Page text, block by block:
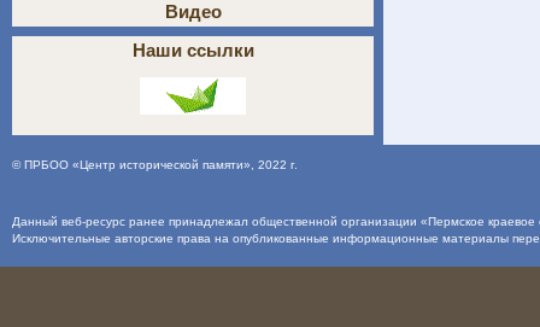
Видео
Наши ссылки
©ПРБОО «Центр исторической памяти», 2022 г.
Данный веб-ресурс ранее принадлежал общественной организации «Пермское
Исключительные авторские права на опубликованные информационные материалы